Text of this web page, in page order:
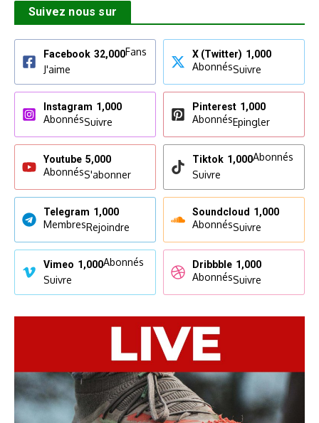
Suivez nous sur
Facebook 32,000Fans
J'aime
X (Twitter) 1,000
AbonnésSuivre
Instagram 1,000
AbonnésSuivre
Pinterest 1,000
AbonnésEpingler
Youtube 5,000
AbonnésS'abonner
Tiktok 1,000Abonnés
Suivre
Telegram 1,000
MembresRejoindre
Soundcloud 1,000
AbonnésSuivre
Vimeo 1,000Abonnés
Suivre
Dribbble 1,000
AbonnésSuivre